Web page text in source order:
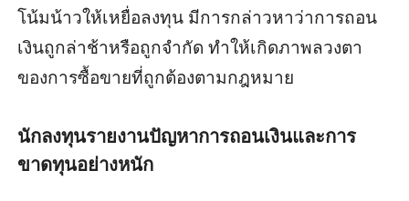
โน้มน้าวให้เหยื่อลงทุน มีการกล่าวหาว่าการถอน
เงินถูกล่าช้าหรือถูกจำกัด ทำให้เกิดภาพลวงตา
ของการซื้อขายที่ถูกต้องตามกฎหมาย
นักลงทุนรายงานปัญหาการถอนเงินและการ
ขาดทุนอย่างหนัก